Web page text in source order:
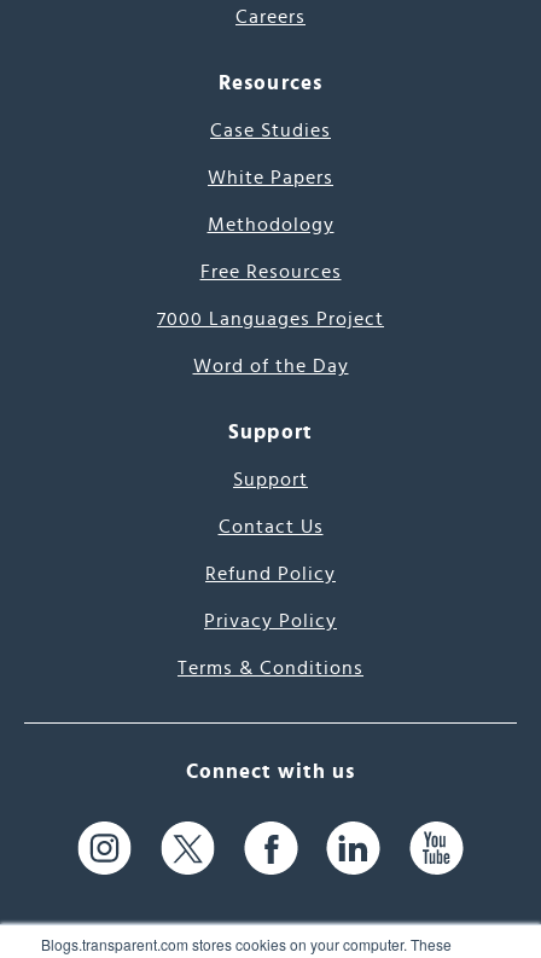
Blogs.transparent.com stores cookies on your computer. These
Careers
Resources
Case Studies
White Papers
Methodology
Free Resources
7000 Languages Project
Word of the Day
Support
Support
Contact Us
Refund Policy
Privacy Policy
Terms & Conditions
Connect with us